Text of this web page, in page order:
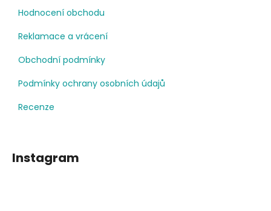
Hodnocení obchodu
Reklamace a vrácení
Obchodní podmínky
Podmínky ochrany osobních údajů
Recenze
Instagram